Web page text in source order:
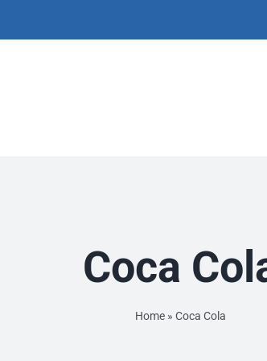
Coca
Home» Coca Cola